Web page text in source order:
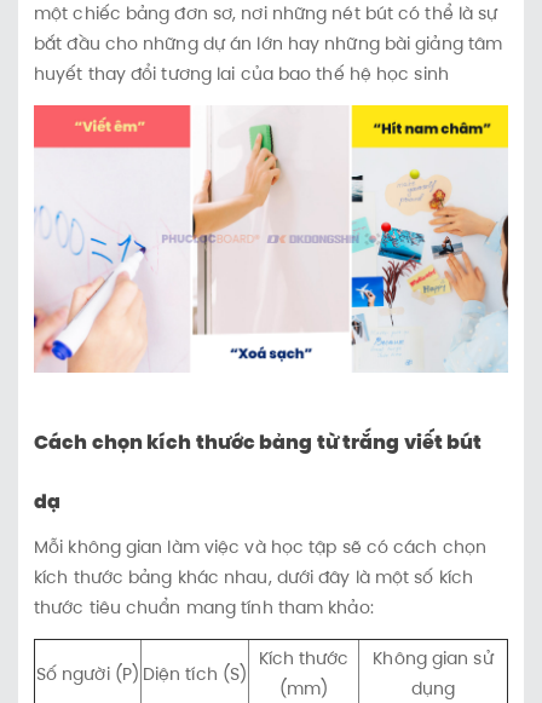
một chiếc bảng đơn sơ, nơi những nét bút có thể là sự
bắt đầu cho những dự án lớn hay những bài giảng tâm
huyết thay đổi tương lai của bao thế hệ học sinh
Cách chọn kích thước bảng từ trắng viết bút
dạ
Mỗi không gian làm việc và học tập sẽ có cách chọn
kích thước bảng khác nhau, dưới đây là một số kích
thước tiêu chuẩn mang tính tham khảo:
Số người (P) Diện tích (S)
Kích thước
(mm)
Không gian sử
dụng